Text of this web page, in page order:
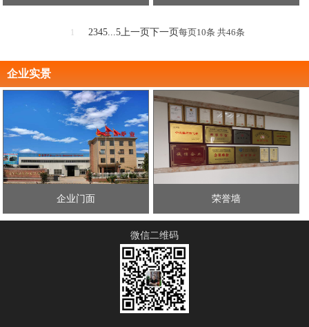
2345...5上一页下一页每页10条 共46条
企业实景
企业门面 荣誉墙
微信二维码